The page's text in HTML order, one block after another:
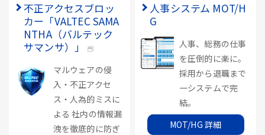
不正アクセスブロッ
カー「VALTEC SAMA
NTHA（バルテック
サマンサ）」
マルウェアの侵
入・不正アクセ
ス・人為的ミスに
よる 社内の情報漏
洩を徹底的に防ぎ
人事システム MOT/H
G
人事、総務の仕事
を圧倒的に楽に。
採用から退職まで
一システムで完
結。
MOT/HG 詳細